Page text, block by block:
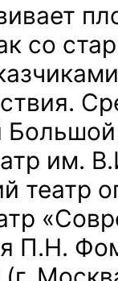
со
Большой
им.
театр
П.Н.